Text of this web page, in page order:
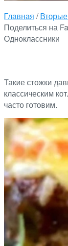
Главная /
Поделиться на
Одноклассники
Такие стожки
классическим
часто готовим.